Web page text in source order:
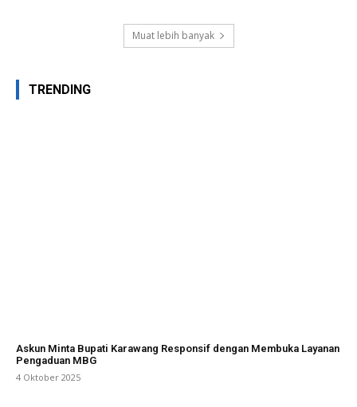
Muat lebih banyak
TRENDING
Askun Minta Bupati Karawang Responsif dengan Membuka Layanan
Pengaduan MBG
4 Oktober 2025